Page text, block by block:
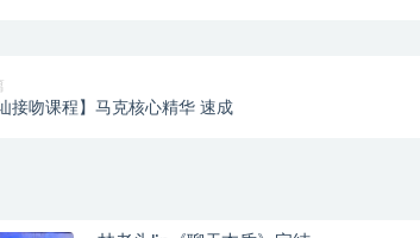
接吻课程】马克核心精华 速成